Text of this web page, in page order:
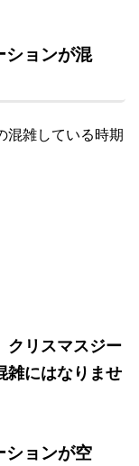
ションが混
混雑している時期
クリスマスジー
雑にはなりませ
ションが空